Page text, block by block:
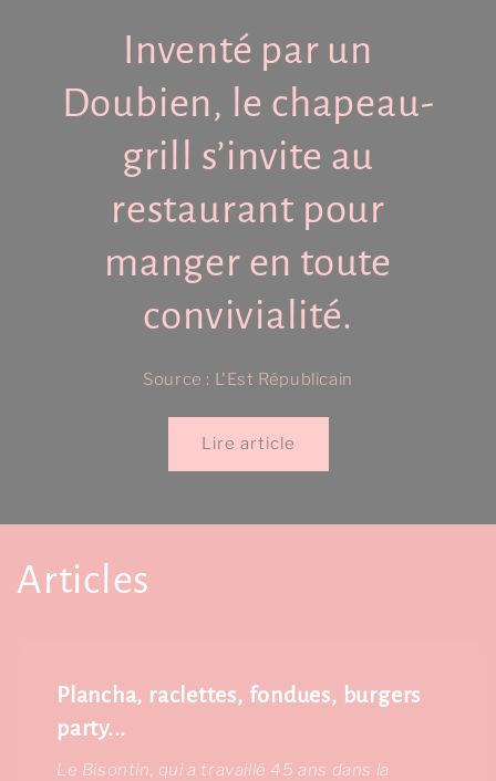
Inventé par un
Doubien, le chapeau-
grill s’invite au
restaurant pour
manger en toute
convivialité.
Source : L'Est Républicain
Lire article
Articles
Plancha, raclettes, fondues, burgers
party...
Le Bisontin, qui a travaillé 45 ans dans la